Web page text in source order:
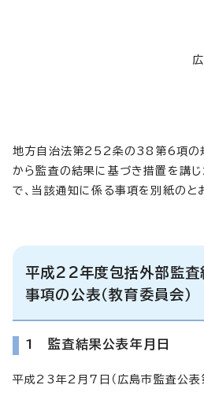
地方自治法第252条の38第6項の
から監査の結果に基づき措置を講
で、当該通知に係る事項を別紙のと
平成22年度包括外部監査
事項の公表（教育委員会）
1 監査結果公表年月日
平成23年2月7日（広島市監査公表